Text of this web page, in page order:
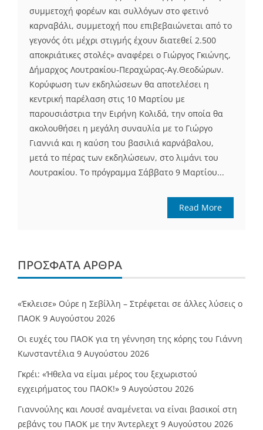
συμμετοχή φορέων και συλλόγων στο φετινό
καρναβάλι, συμμετοχή που επιβεβαιώνεται από το
γεγονός ότι μέχρι στιγμής έχουν διατεθεί 2.500
αποκριάτικες στολές» αναφέρει ο Γιώργος Γκιώνης,
Δήμαρχος Λουτρακίου-Περαχώρας-Αγ.Θεοδώρων.
Κορύφωση των εκδηλώσεων θα αποτελέσει η
κεντρική παρέλαση στις 10 Μαρτίου με
παρουσιάστρια την Ειρήνη Κολιδά, την οποία θα
ακολουθήσει η μεγάλη συναυλία με το Γιώργο
Γιαννιά και η καύση του βασιλιά καρνάβαλου,
μετά το πέρας των εκδηλώσεων, στο λιμάνι του
Λουτρακίου. Το πρόγραμμα Σάββατο 9 Μαρτίου...
Read More
ΠΡΌΣΦΑΤΑ ΆΡΘΡΑ
«Έκλεισε» Ούρε η Σεβίλλη – Στρέφεται σε άλλες λύσεις ο
ΠΑΟΚ 9 Αυγούστου 2026
Οι ευχές του ΠΑΟΚ για τη γέννηση της κόρης του Γιάννη
Κωνσταντέλια 9 Αυγούστου 2026
Γκρέι: «Ήθελα να είμαι μέρος του ξεχωριστού
εγχειρήματος του ΠΑΟΚ!» 9 Αυγούστου 2026
Γιαννούλης και Λουσέ αναμένεται να είναι βασικοί στη
ρεβάνς του ΠΑΟΚ με την Άντερλεχτ 9 Αυγούστου 2026